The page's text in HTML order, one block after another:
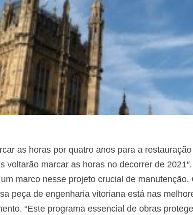
as horas por quatro anos para a
voltarão marcar as horas no decorrer de 2021″.
marco nesse projeto crucial de
peça de engenharia vitoriana está nas
“Este programa essencial de obras